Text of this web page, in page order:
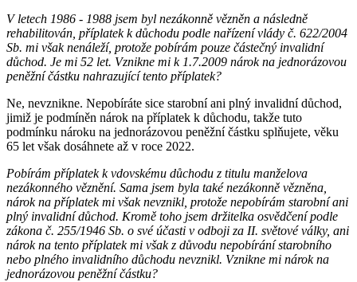
V letech 1986 - 1988 jsem byl nezákonně vězněn a následně
rehabilitován, příplatek k důchodu podle nařízení vlády č. 622/2004
Sb. mi však nenáleží, protože pobírám pouze částečný invalidní
důchod. Je mi 52 let. Vznikne mi k 1.7.2009 nárok na jednorázovou
peněžní částku nahrazující tento příplatek?
Ne, nevznikne. Nepobíráte sice starobní ani plný invalidní důchod,
jimiž je podmíněn nárok na příplatek k důchodu, takže tuto
podmínku nároku na jednorázovou peněžní částku splňujete, věku
65 let však dosáhnete až v roce 2022.
Pobírám příplatek k vdovskému důchodu z titulu manželova
nezákonného věznění. Sama jsem byla také nezákonně vězněna,
nárok na příplatek mi však nevznikl, protože nepobírám starobní ani
plný invalidní důchod. Kromě toho jsem držitelka osvědčení podle
zákona č. 255/1946 Sb. o své účasti v odboji za II. světové války, ani
nárok na tento příplatek mi však z důvodu nepobírání starobního
nebo plného invalidního důchodu nevznikl. Vznikne mi nárok na
jednorázovou peněžní částku?